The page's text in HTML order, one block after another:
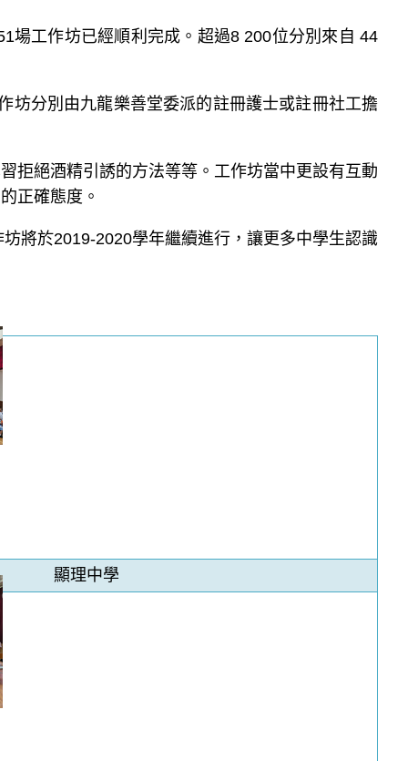
場工作坊已經順利完成。超過8 200位分別來自 44
坊分別由九龍樂善堂委派的註冊護士或註冊社工擔
拒絕酒精引誘的方法等等。工作坊當中更設有互動
正確態度。
將於2019-2020學年繼續進行，讓更多中學生認識
顯理中學